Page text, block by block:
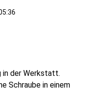
in der Werkstatt.
Schraube in einem